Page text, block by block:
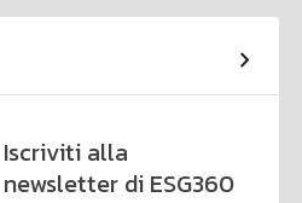
Iscriviti alla
newsletter di ESG360